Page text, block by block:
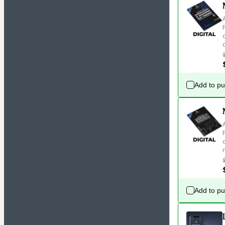
Add to
Add to